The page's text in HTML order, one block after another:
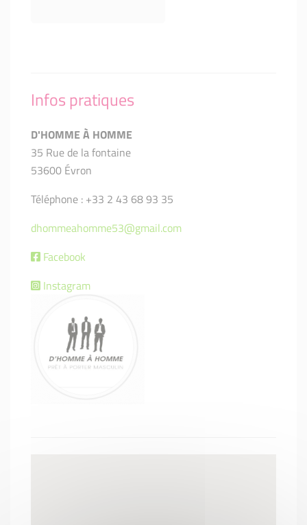
Infos pratiques
D'HOMME À HOMME
35 Rue de la fontaine
53600 Évron
Téléphone : +33 2 43 68 93 35
dhommeahomme53@gmail.com
Facebook
Instagram